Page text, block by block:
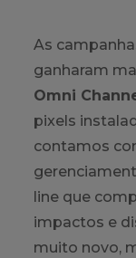
As
ganharam
Omni
pixels
contamos
line que
impactos e
muito novo,